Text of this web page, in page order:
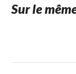
Sur le